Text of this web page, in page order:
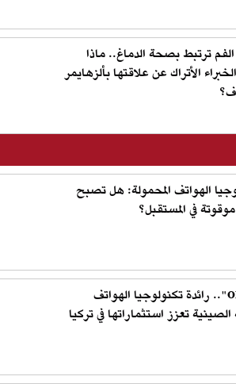
ترتبط بصحة الدماغ.. ماذا
الأتراك عن علاقتها بألزهايمر
الهواتف المحمولة: هل تصبح
في المستقبل؟
"OPPO".. رائدة تكنولوجيا الهواتف
الصينية تعزز استثماراتها في تركيا